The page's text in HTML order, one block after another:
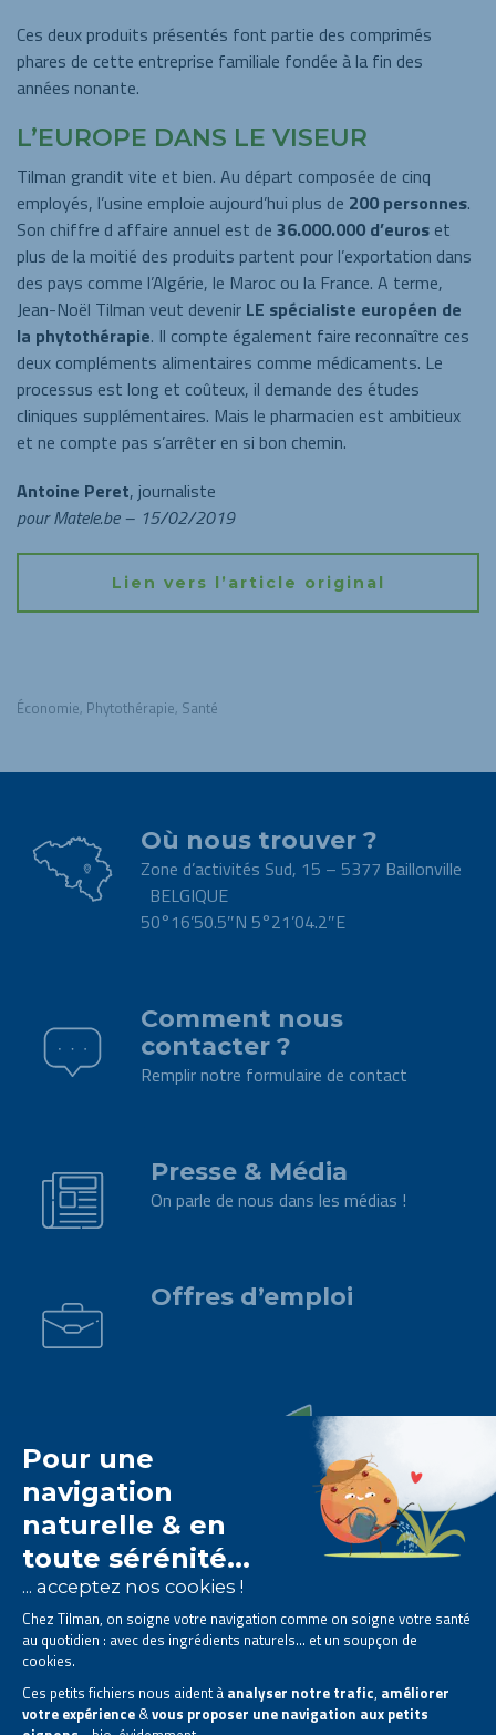
Ces deux produits présentés font partie des comprimés
phares de cette entreprise familiale fondée à la fin des
années nonante.
L’EUROPE DANS LE VISEUR
Tilman grandit vite et bien. Au départ composée de cinq
employés, l’usine emploie aujourd’hui plus de 200 personnes.
Son chiffre d affaire annuel est de 36.000.000 d’euros et
plus de la moitié des produits partent pour l’exportation dans
des pays comme l’Algérie, le Maroc ou la France. A terme,
Jean-Noël Tilman veut devenir LE spécialiste européen de
la phytothérapie. Il compte également faire reconnaître ces
deux compléments alimentaires comme médicaments. Le
processus est long et coûteux, il demande des études
cliniques supplémentaires. Mais le pharmacien est ambitieux
et ne compte pas s’arrêter en si bon chemin.
Antoine Peret, journaliste
pour Matele.be – 15/02/2019
Lien vers l’article original
Économie, Phytothérapie, Santé
Où nous trouver ?
Zone d’activités Sud, 15 – 5377 Baillonville
BELGIQUE
50°16’50.5″N 5°21’04.2″E
Comment nous
contacter ?
Remplir notre formulaire de contact
Presse & Média
On parle de nous dans les médias !
Offres d’emploi
Le laboratoire Tilman estspécialisé dans la
Il vous propose dessolutions naturelles à base de
plantes.